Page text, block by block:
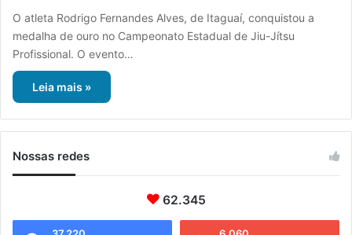
O atleta Rodrigo Fernandes Alves, de Itaguaí, conquistou a
medalha de ouro no Campeonato Estadual de Jiu-Jítsu
Profissional. O evento…
Leia mais »
Nossas redes
62.345